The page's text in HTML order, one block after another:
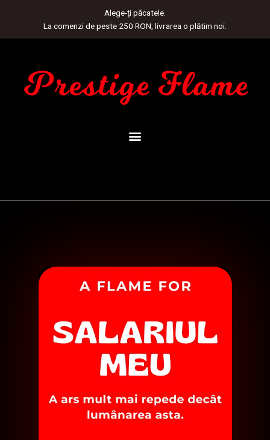
Alege-ți păcatele.
La comenzi de peste 250 RON, livrarea o plătim noi.